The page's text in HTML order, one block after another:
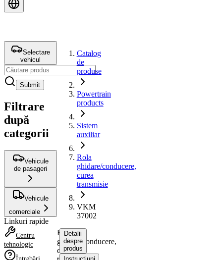
Selectare
vehicul
Submit
Filtrare
după
categorii
Vehicule
de pasageri
Vehicule
comerciale
Linkuri rapide
Centru
tehnologic
Catalog
de
produse
Powertrain
products
Sistem
auxiliar
Rola
ghidare/conducere,
curea
transmisie
VKM
37002
Rola
ghidare/conducere,
curea
Detalii
despre
produs